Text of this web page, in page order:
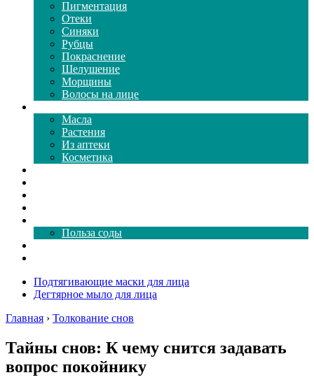
Пигментация
Отеки
Синяки
Рубцы
Покраснение
Шелушение
Морщины
Волосы на лице
Масла
Растения
Из аптеки
Косметика
Польза соды
Подтягивающие маски для лица
Дегтярное мыло для лица
Главная › Толкование снов
Тайны снов: К чему снится задавать
вопрос покойнику